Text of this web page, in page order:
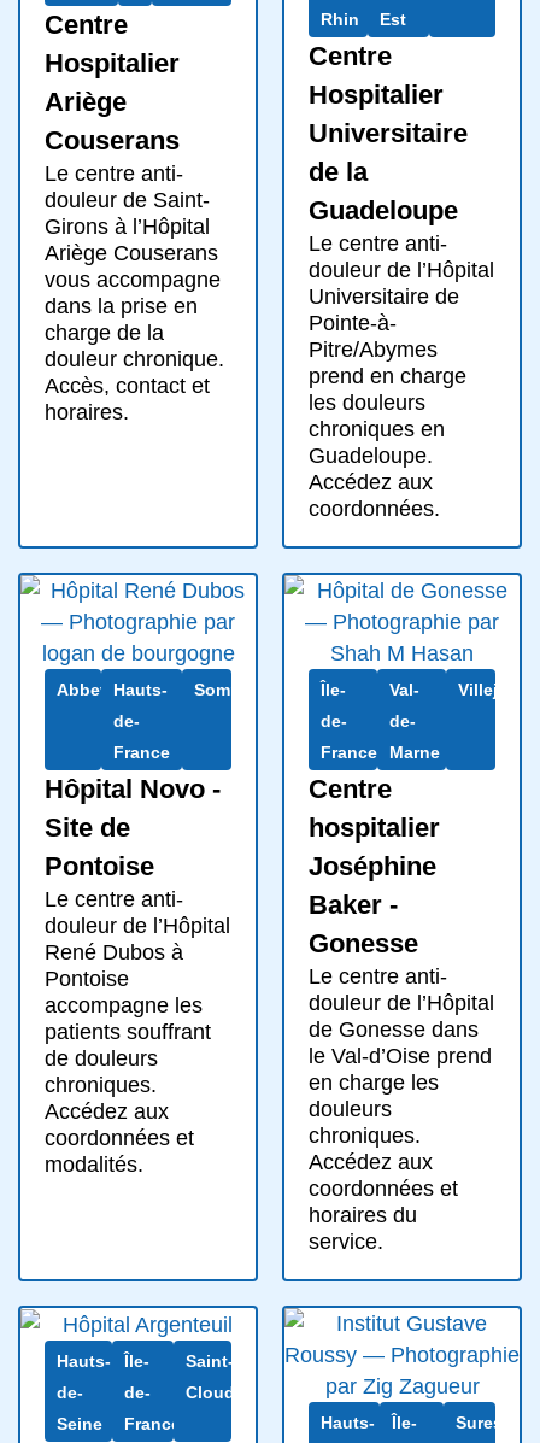
Centre
Hospitalier
Ariège
Couserans
Le centre anti-
douleur de Saint-
Girons à l’Hôpital
Ariège Couserans
vous accompagne
dans la prise en
charge de la
douleur chronique.
Accès, contact et
horaires.
Rhin
Est
Centre
Hospitalier
Universitaire
de la
Guadeloupe
Le centre anti-
douleur de l’Hôpital
Universitaire de
Pointe-à-
Pitre/Abymes
prend en charge
les douleurs
chroniques en
Guadeloupe.
Accédez aux
coordonnées.
AbbevilleHauts-
de-
France
Somme
Hôpital Novo -
Site de
Pontoise
Le centre anti-
douleur de l’Hôpital
René Dubos à
Pontoise
accompagne les
patients souffrant
de douleurs
chroniques.
Accédez aux
coordonnées et
modalités.
Île-
de-
France
Val-
de-
Marne
Villejuif
Centre
hospitalier
Joséphine
Baker -
Gonesse
Le centre anti-
douleur de l’Hôpital
de Gonesse dans
le Val-d’Oise prend
en charge les
douleurs
chroniques.
Accédez aux
coordonnées et
horaires du
service.
Hauts-
de-
Seine
Île-
de-
France
Saint-
Cloud
Hauts-
Île-
Suresnes